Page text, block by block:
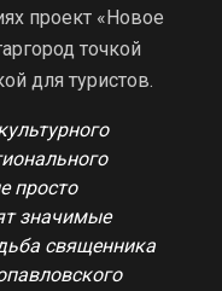
проект «Новое
точкой
для туристов.
просто
значимые
священника